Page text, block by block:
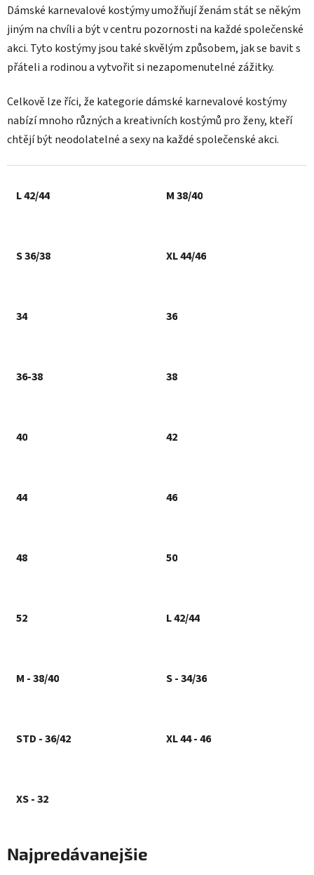
Dámské karnevalové kostýmy umožňují ženám stát se někým
jiným na chvíli a být v centru pozornosti na každé společenské
akci. Tyto kostýmy jsou také skvělým způsobem, jak se bavit s
přáteli a rodinou a vytvořit si nezapomenutelné zážitky.
Celkově lze říci, že kategorie dámské karnevalové kostýmy
nabízí mnoho různých a kreativních kostýmů pro ženy, kteří
chtějí být neodolatelné a sexy na každé společenské akci.
L 42/44 M 38/40
S 36/38 XL 44/46
34 36
36-38 38
40 42
44 46
48 50
52 L 42/44
M - 38/40 S - 34/36
STD - 36/42 XL 44 - 46
XS - 32
Najpredávanejšie